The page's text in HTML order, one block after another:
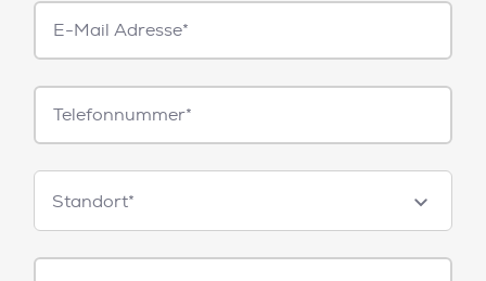
E-
Mail*
Telefonnummer
Standorte
Standort*
Freitext